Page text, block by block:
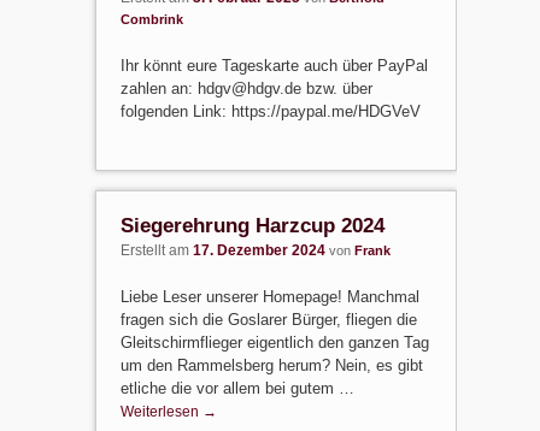
Combrink
Ihr könnt eure Tageskarte auch über PayPal
zahlen an: hdgv@hdgv.de bzw. über
folgenden Link: https://paypal.me/HDGVeV
Siegerehrung Harzcup 2024
Erstellt am 17. Dezember 2024 von Frank
Liebe Leser unserer Homepage! Manchmal
fragen sich die Goslarer Bürger, fliegen die
Gleitschirmflieger eigentlich den ganzen Tag
um den Rammelsberg herum? Nein, es gibt
etliche die vor allem bei gutem …
Weiterlesen →